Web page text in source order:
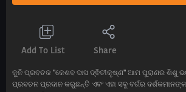
Add To List Share
କୁନି ପ୍ରବଚକ ''କେଶବ ଦାସ ଦ୍ଵିତୀକୃଷ୍ଣ'' ଆମ ପୁରାଣର ଶିଶୁ
ପ୍ରବଚନ ପ୍ରଦାନ କରୁଛନ୍ତି ଏବଂ ଏହା ସବୁ ବର୍ଗର